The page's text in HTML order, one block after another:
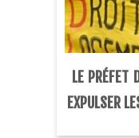
LE PRÉFET
EXPULSER